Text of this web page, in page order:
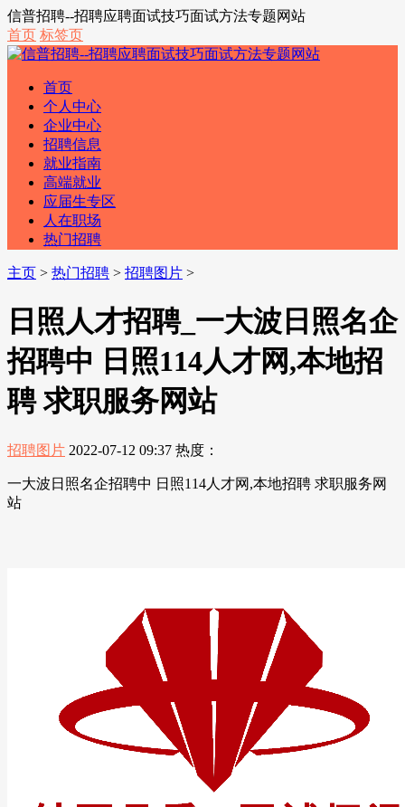
信普招聘--招聘应聘面试技巧面试方法专题网站
首页 标签页
首页
个人中心
企业中心
招聘信息
就业指南
高端就业
应届生专区
人在职场
热门招聘
主页 > 热门招聘 > 招聘图片 >
日照人才招聘_一大波日照名企
招聘中 日照114人才网,本地招
聘 求职服务网站
招聘图片 2022-07-12 09:37 热度：
一大波日照名企招聘中 日照114人才网,本地招聘 求职服务网
站